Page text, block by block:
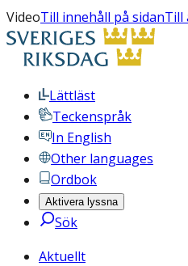
VideoTill innehåll på sidanTill
Lättläst
Teckenspråk
In English
Other languages
Ordbok
Aktivera lyssna
Sök
Aktuellt